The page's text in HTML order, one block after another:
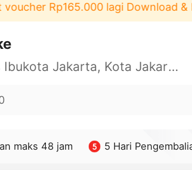
Rp165.000 lagi Download &
Daerah Khusus Ibukota Jakarta, Kota Jakarta Barat, Cengkareng, yy
maks 48 jam 5 Hari